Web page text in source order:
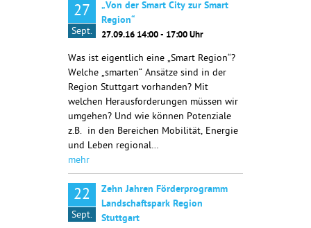
27
Sept.
„Von der Smart City zur Smart
Region“
27.09.16 14:00 - 17:00 Uhr
Was ist eigentlich eine „Smart Region“?
Welche „smarten“ Ansätze sind in der
Region Stuttgart vorhanden? Mit
welchen Herausforderungen müssen wir
umgehen? Und wie können Potenziale
z.B. in den Bereichen Mobilität, Energie
und Leben regional…
mehr
22
Sept.
Zehn Jahren Förderprogramm
Landschaftspark Region
Stuttgart